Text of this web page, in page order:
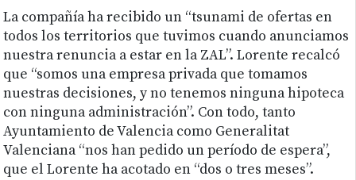
La compañía ha recibido un “tsunami de ofertas en
todos los territorios que tuvimos cuando anunciamos
nuestra renuncia a estar en la ZAL”. Lorente recalcó
que “somos una empresa privada que tomamos
nuestras decisiones, y no tenemos ninguna hipoteca
con ninguna administración”. Con todo, tanto
Ayuntamiento de Valencia como Generalitat
Valenciana “nos han pedido un período de espera”,
que el Lorente ha acotado en “dos o tres meses”.